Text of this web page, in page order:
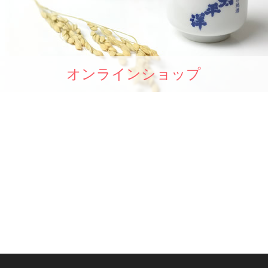
オンラインショップ